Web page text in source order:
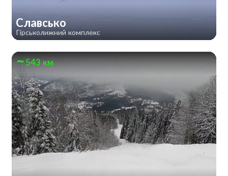
Славсько
Гірськолижний комплекс
543 км